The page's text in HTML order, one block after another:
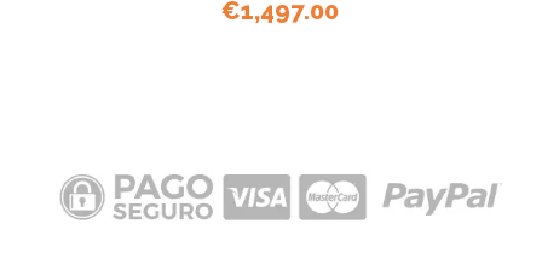
€1,497.00